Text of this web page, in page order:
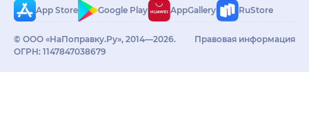
App Store
Google Play AppGallery RuStore
© ООО «НаПоправку.Ру», 2014—2026.
ОГРН: 1147847038679
Правовая информация